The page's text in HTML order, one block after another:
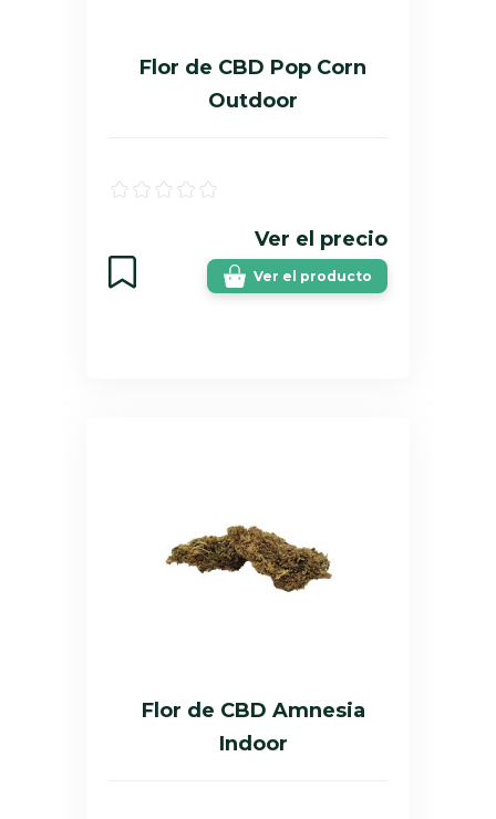
Flor de CBD Pop Corn
Outdoor
Ver el precio
Ver el producto
Flor de CBD Amnesia
Indoor